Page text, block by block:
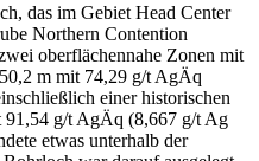
das im Gebiet Head Center
Northern Contention
oberflächennahe Zonen mit
m mit 74,29 g/t AgÄq
einer historischen
91,54 g/t AgÄq (8,667 g/t Ag
etwas unterhalb der